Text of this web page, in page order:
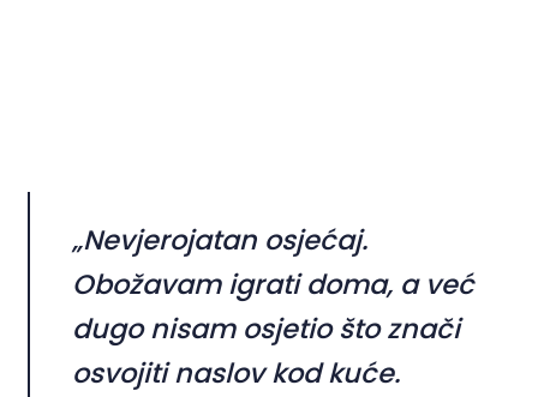
„Nevjerojatan osjećaj.
Obožavam igrati doma, a već
dugo nisam osjetio što znači
osvojiti naslov kod kuće.